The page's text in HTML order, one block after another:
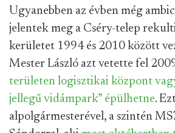
Ugyanebben az évben még
jelentek meg a Cséry-telep
kerületet 1994 és 2010 között
Mester László azt vetette fel
területen logisztikai központ
jellegű vidámpark” épülhetne.
alpolgármesterével, a szintén